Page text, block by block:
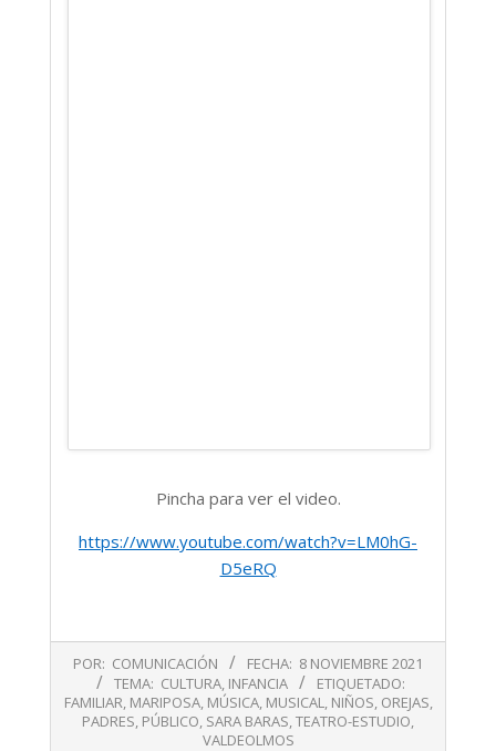
Pincha para ver el video.
https://www.youtube.com/watch?v=LM0hG-
D5eRQ
11-
08
POR: COMUNICACIÓN FECHA: 8 NOVIEMBRE 2021
TEMA: CULTURA, INFANCIA
ETIQUETADO:
FAMILIAR, MARIPOSA, MÚSICA, MUSICAL, NIÑOS, OREJAS,
PADRES, PÚBLICO, SARA BARAS,TEATRO-ESTUDIO,
VALDEOLMOS